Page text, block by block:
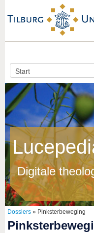
Digitale
Dossiers » Pinksterbeweging